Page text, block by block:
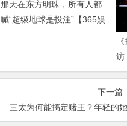
那天在东方明珠，所有人都
喊“超级地球是投注”【365娱
访
的
下一篇
三太为何能搞定赌王？年轻的她穿搭超惊艳晚